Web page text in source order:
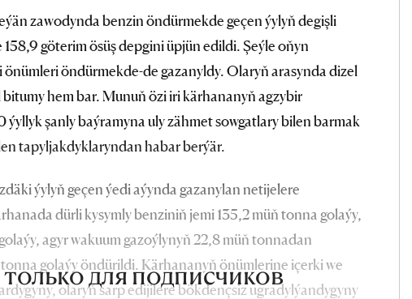
zawodynda benzin öndürmekde geçen ýylyň degişli
göterim ösüş depgini üpjün edildi. Şeýle oňyn
öndürmekde-de gazanyldy. Olaryň arasynda dizel
bitumy hem bar. Munuň özi iri kärhananyň agzybir
ýyllyk şanly baýramyna uly zähmet sowgatlary bilen barmak
tapyljakdyklaryndan habar berýär.
ýylyň geçen ýedi aýynda gazanylan netijelere
dürli kysymly benziniň jemi 135,2 müň tonna golaýy,
agyr wakuum gazoýlynyň 22,8 müň tonnadan
golaýy öndürildi. Kärhananyň önümlerine içerki we
olaryň sarp edijilere bökdençsiz ugradylýandygyny
для подписчиков